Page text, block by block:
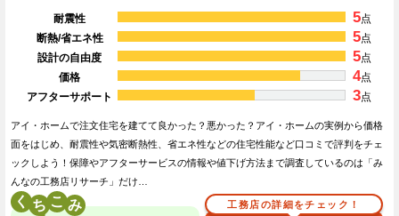
耐震性 5点
断熱/省エネ性
5点
設計の自由度
5点
価格
4点
アフターサポート
3点
アイ・ホームで注文住宅を建てて良かった？悪かった？アイ・ホームの実例から価格
面をはじめ、耐震性や気密断熱性、省エネ性などの住宅性能など口コミで評判をチェ
ックしよう！保障やアフターサービスの情報や値下げ方法まで調査しているのは「み
んなの工務店リサーチ」だけ…
く こ 工務店の詳細をチェック！